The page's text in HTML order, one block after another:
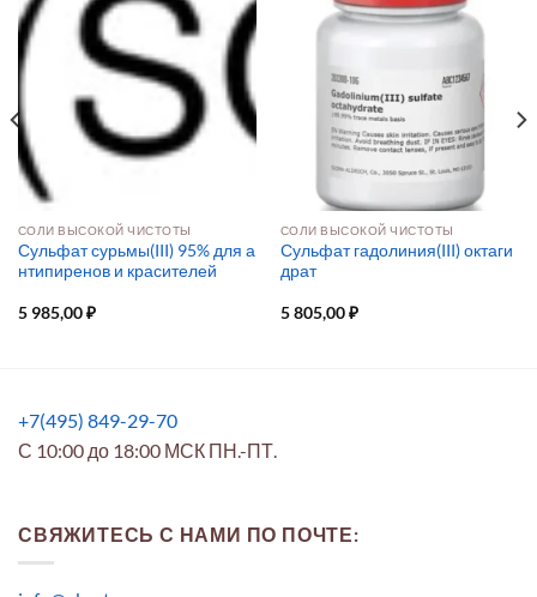
СОЛИ ВЫСОКОЙ ЧИСТОТЫ
Сульфат сурьмы(III) 95% для а
нтипиренов и красителей
5 985,00₽
СОЛИ ВЫСОКОЙ ЧИСТОТЫ
Сульфат гадолиния(III) октаги
драт
5 805,00₽
+7(495) 849-29-70
С 10:00 до 18:00 МСК ПН.-ПТ.
СВЯЖИТЕСЬ С НАМИ ПО ПОЧТЕ: